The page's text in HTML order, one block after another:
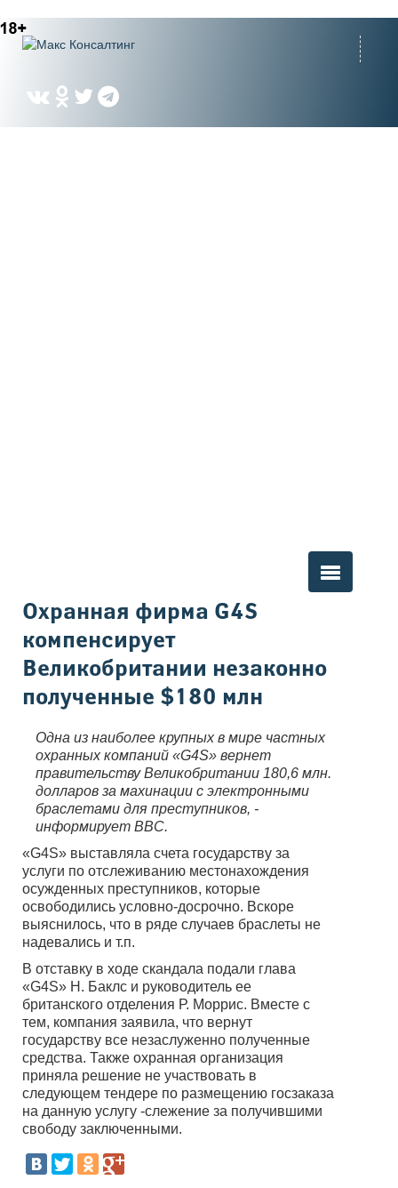
Вы здесь
Охранная фирма G4S
компенсирует
Великобритании незаконно
полученные $180 млн
Одна из наиболее крупных в мире частных
охранных компаний «G4S» вернет
правительству Великобритании 180,6 млн.
долларов за махинации с электронными
браслетами для преступников, -
информирует BBC.
«G4S» выставляла счета государству за
услуги по отслеживанию местонахождения
осужденных преступников, которые
освободились условно-досрочно. Вскоре
выяснилось, что в ряде случаев браслеты не
надевались и т.п.
В отставку в ходе скандала подали глава
«G4S» Н. Баклс и руководитель ее
британского отделения Р. Моррис. Вместе с
тем, компания заявила, что вернут
государству все незаслуженно полученные
средства. Также охранная организация
приняла решение не участвовать в
следующем тендере по размещению госзаказа
на данную услугу -слежение за получившими
свободу заключенными.